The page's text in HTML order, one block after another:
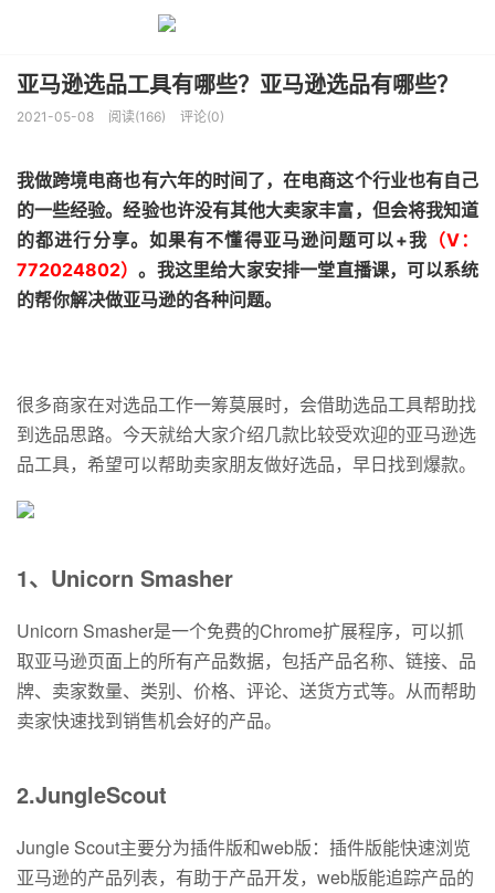
亚马逊选品工具有哪些？亚马逊选品有哪些？
2021-05-08 阅读(166) 评论(0)
我做跨境电商也有六年的时间了，在电商这个行业也有自己
的一些经验。经验也许没有其他大卖家丰富，但会将我知道
的都进行分享。如果有不懂得亚马逊问题可以+我 （V：
772024802）。我这里给大家安排一堂直播课，可以系统
的帮你解决做亚马逊的各种问题。
很多商家在对选品工作一筹莫展时，会借助选品工具帮助找
到选品思路。今天就给大家介绍几款比较受欢迎的亚马逊选
品工具，希望可以帮助卖家朋友做好选品，早日找到爆款。
1、Unicorn Smasher
Unicorn Smasher是一个免费的Chrome扩展程序，可以抓
取亚马逊页面上的所有产品数据，包括产品名称、链接、品
牌、卖家数量、类别、价格、评论、送货方式等。从而帮助
卖家快速找到销售机会好的产品。
2.JungleScout
Jungle Scout主要分为插件版和web版：插件版能快速浏览
亚马逊的产品列表，有助于产品开发，web版能追踪产品的